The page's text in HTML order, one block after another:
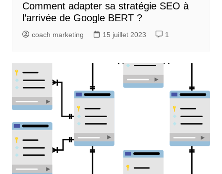
Comment adapter sa stratégie SEO à
l’arrivée de Google BERT ?
coach marketing 15 juillet 2023 1